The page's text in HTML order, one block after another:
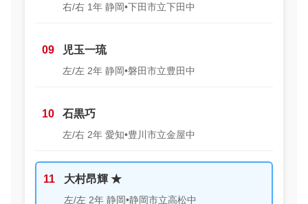
右/右 1年 静岡•下田市立下田中
09 児玉一琉
左/左 2年 静岡•磐田市立豊田中
10 石黒巧
左/右 2年 愛知•豊川市立金屋中
11 大村昂輝 ★
左/左 2年 静岡•静岡市立高松中